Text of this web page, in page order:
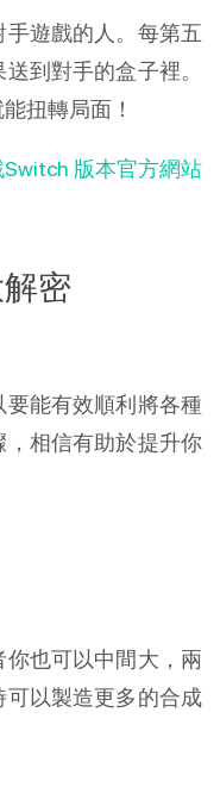
遊戲的人。每第五
到對手的盒子裡。
扭轉局面！
版本官方網站
密
能有效順利將各種
相信有助於提升你
也可以中間大，兩
以製造更多的合成